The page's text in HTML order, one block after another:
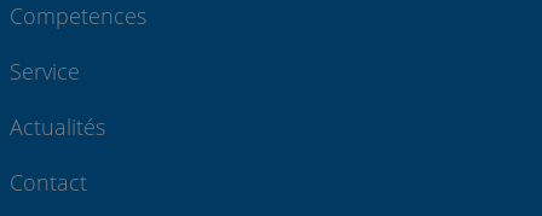
Competences
Service
Actualités
Contact